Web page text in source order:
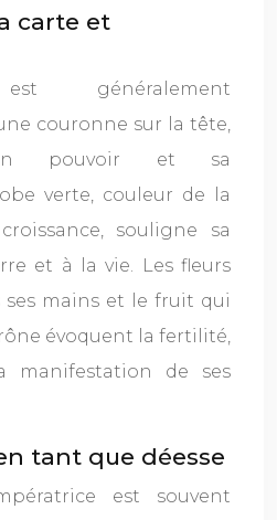
carte et
est généralement
couronne sur la tête,
pouvoir et sa
verte, couleur de la
souligne sa
et à la vie. Les fleurs
ses mains et le fruit qui
évoquent la fertilité,
manifestation de ses
tant que déesse
est souvent